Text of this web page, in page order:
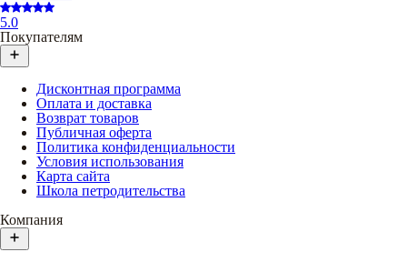
5.0
Покупателям
Дисконтная программа
Оплата и доставка
Возврат товаров
Публичная оферта
Политика конфиденциальности
Условия использования
Карта сайта
Школа петродительства
Компания